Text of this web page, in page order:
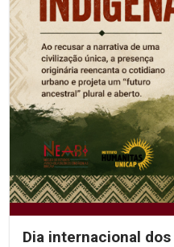
Dia internacional